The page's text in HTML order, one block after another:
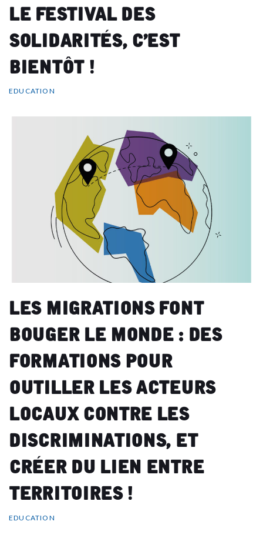
Le Festival des
Solidarités, c’est
bientôt !
EDUCATION
Les migrations font
bouger le monde : des
formations pour
outiller les acteurs
locaux contre les
discriminations, et
créer du lien entre
territoires !
EDUCATION